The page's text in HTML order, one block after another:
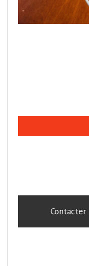
Contacter